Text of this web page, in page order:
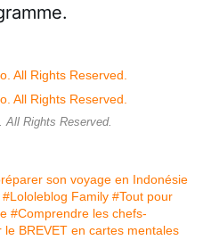
Rights Reserved.
son voyage en Indonésie
#Lololeblog Family #Tout pour
#Comprendre les chefs-
le BREVET en cartes mentales